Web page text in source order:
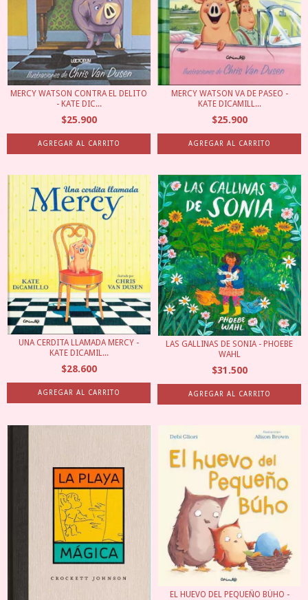
MERCY WATSON CONTRA EL DELITO
- KATE DIC...
$25.900
MERCY WATSON VA DE PASEO -
KATE DICAMILL...
$25.900
UNA CERDITA LLAMADA MERCY -
KATE DICAMIL...
$28.600
LAS GALLINAS DE SONIA - PHOEBE
WAHL
$31.500
EL HUEVO DEL PEQUEÑO BÚHO -